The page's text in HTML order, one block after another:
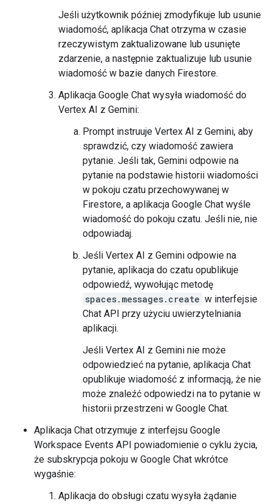
Jeśli użytkownik później zmodyfikuje lub usunie
wiadomość, aplikacja Chat otrzyma w czasie
rzeczywistym zaktualizowane lub usunięte
zdarzenie, a następnie zaktualizuje lub usunie
wiadomość w bazie danych Firestore.
Aplikacja Google Chat wysyła wiadomość do
Vertex AI z Gemini:
Prompt instruuje Vertex AI z Gemini, aby
sprawdzić, czy wiadomość zawiera
pytanie. Jeśli tak, Gemini odpowie na
pytanie na podstawie historii wiadomości
w pokoju czatu przechowywanej w
Firestore, a aplikacja Google Chat wyśle
wiadomość do pokoju czatu. Jeśli nie, nie
odpowiadaj.
Jeśli Vertex AI z Gemini odpowie na
pytanie, aplikacja do czatu opublikuje
odpowiedź, wywołując metodę
spaces.messages.create w interfejsie
Chat API przy użyciu uwierzytelniania
aplikacji.
Jeśli Vertex AI z Gemini nie może
odpowiedzieć na pytanie, aplikacja Chat
opublikuje wiadomość z informacją, że nie
może znaleźć odpowiedzi na to pytanie w
historii przestrzeni w Google Chat.
Aplikacja Chat otrzymuje z interfejsu Google
Workspace Events API powiadomienie o cyklu życia,
że subskrypcja pokoju w Google Chat wkrótce
wygaśnie:
Aplikacja do obsługi czatu wysyła żądanie